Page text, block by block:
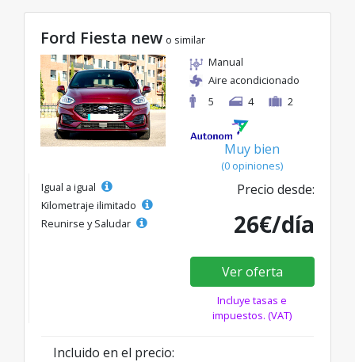
Ford Fiesta new o similar
Manual
Aire acondicionado
5
4 2
Muy bien
(0 opiniones)
Igual a igual
Kilometraje ilimitado
Reunirse y Saludar
Precio desde:
26€/día
Ver oferta
Incluye tasas e
impuestos. (VAT)
Incluido en el precio: